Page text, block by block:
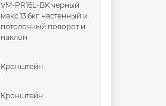
VM-PR16L-BK черный
макс.13.6кг настенный и
потолочный поворот и
наклон
Кронштейн
Кронштейн